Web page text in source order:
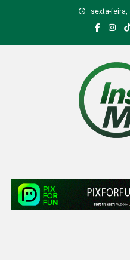
sexta-feira,
Inside Money